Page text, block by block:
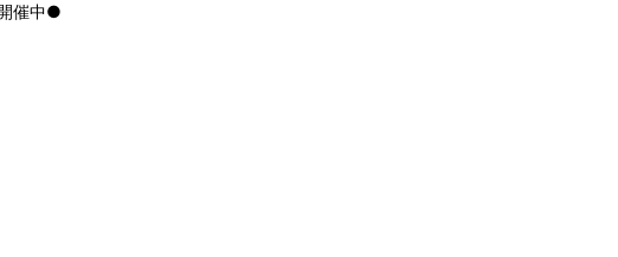
催中●